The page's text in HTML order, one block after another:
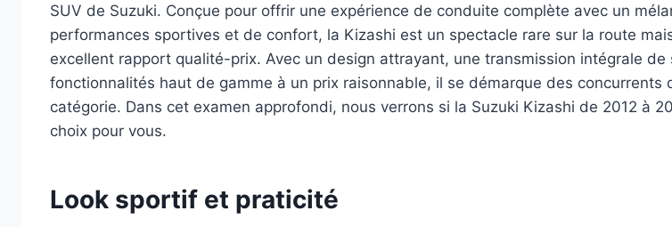
SUV de Suzuki. Conçue pour offrir une expérience de conduite complète avec un
performances sportives et de confort, la Kizashi est un spectacle rare sur la route
excellent rapport qualité-prix. Avec un design attrayant, une transmission intégrale de
fonctionnalités haut de gamme à un prix raisonnable, il se démarque des concurrents
catégorie. Dans cet examen approfondi, nous verrons si la Suzuki Kizashi de 2012 à
choix pour vous.
Look sportif et praticité